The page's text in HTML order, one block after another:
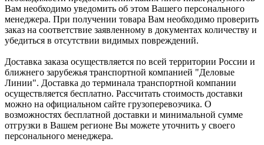
Вам необходимо уведомить об этом Вашего персонального
менеджера. При получении товара Вам необходимо проверить
заказ на соответствие заявленному в документах количеству и
убедиться в отсутствии видимых повреждений.
Доставка заказа осуществляется по всей территории России и
ближнего зарубежья транспортной компанией "Деловые
Линии". Доставка до терминала транспортной компании
осуществляется бесплатно. Рассчитать стоимость доставки
можно на официальном сайте грузоперевозчика. О
возможностях бесплатной доставки и минимальной сумме
отгрузки в Вашем регионе Вы можете уточнить у своего
персонального менеджера.